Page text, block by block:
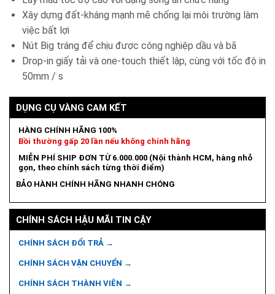
Xây dựng đất-kháng mạnh mẽ chống lại môi trường làm
việc bất lợi
Nút Big tráng để chịu được công nghiệp dầu và bã
Drop-in giấy tải và one-touch thiết lập, cùng với tốc độ in
50mm / s
DỤNG CỤ VÀNG CAM KẾT
HÀNG CHÍNH HÃNG 100%
Bồi thường gấp 20 lần nếu không chính hãng
MIỄN PHÍ SHIP ĐƠN TỪ 6.000.000 (Nội thành HCM, hàng nhỏ
gọn, theo chính sách từng thời điểm)
BẢO HÀNH CHÍNH HÃNG NHANH CHÓNG
CHÍNH SÁCH HẬU MÃI TIN CẬY
CHÍNH SÁCH ĐỔI TRẢ →
CHÍNH SÁCH VẬN CHUYỂN →
CHÍNH SÁCH THÀNH VIÊN →